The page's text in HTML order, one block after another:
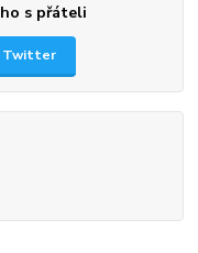
s přáteli
Twitter